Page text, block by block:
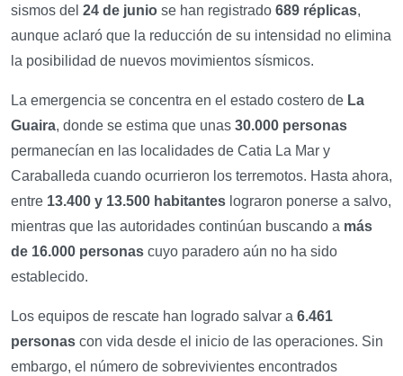
sismos del 24 de junio se han registrado 689 réplicas,
aunque aclaró que la reducción de su intensidad no elimina
la posibilidad de nuevos movimientos sísmicos.
La emergencia se concentra en el estado costero de La
Guaira, donde se estima que unas 30.000 personas
permanecían en las localidades de Catia La Mar y
Caraballeda cuando ocurrieron los terremotos. Hasta ahora,
entre 13.400 y 13.500 habitantes lograron ponerse a salvo,
mientras que las autoridades continúan buscando a más
de 16.000 personas cuyo paradero aún no ha sido
establecido.
Los equipos de rescate han logrado salvar a 6.461
personas con vida desde el inicio de las operaciones. Sin
embargo, el número de sobrevivientes encontrados